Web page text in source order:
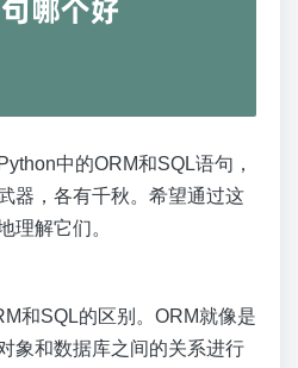
中的ORM和SQL语句，
器，各有千秋。希望通过这
理解它们。
和SQL的区别。ORM就像是
象和数据库之间的关系进行